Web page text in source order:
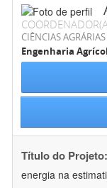
CIÊNCIAS AGRÁRIAS
Engenharia
Título do Projeto:
energia na